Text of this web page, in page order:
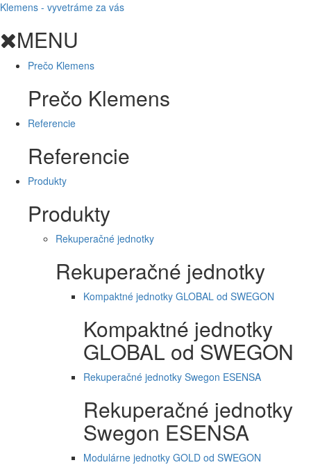
Klemens - vyvetráme za vás
MENU
Prečo Klemens
Prečo Klemens
Referencie
Referencie
Produkty
Produkty
Rekuperačné jednotky
Rekuperačné jednotky
Kompaktné jednotky GLOBAL od SWEGON
Kompaktné jednotky
GLOBAL od SWEGON
Rekuperačné jednotky Swegon ESENSA
Rekuperačné jednotky
Swegon ESENSA
Modulárne jednotky GOLD od SWEGON